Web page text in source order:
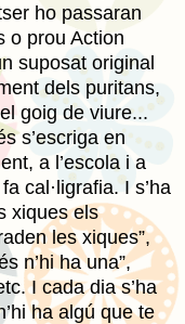
ho passaran
o prou Action
suposat original
dels puritans,
goig de viure...
s’escriga en
a l’escola i a
cal·ligrafia. I s’ha
xiques els
les xiques”,
n’hi ha una”,
I cada dia s’ha
ha algú que te